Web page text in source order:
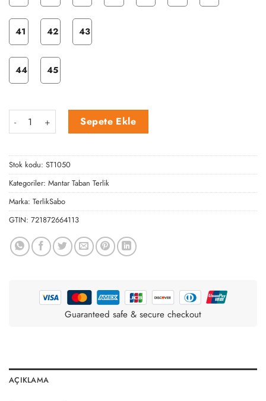
41 42 43
44 45
Renkli Kelebekler Mantar Terlik adet
Sepete Ekle
Stok kodu: ST1050
Kategoriler: Mantar Taban Terlik
Marka: TerlikSabo
GTIN: 721872664113
Guaranteed safe & secure checkout
AÇIKLAMA